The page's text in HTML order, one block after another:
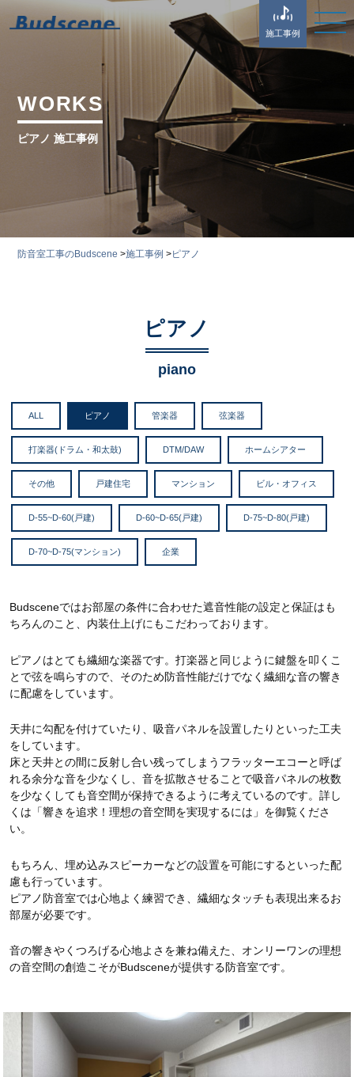
施工事例
WORKS
ピアノ 施工事例
防音室工事のBudscene>施工事例 >ピアノ
ピアノ
piano
ALL ピアノ 管楽器 弦楽器
打楽器(ドラム・和太鼓) DTM/DAW ホームシアター
その他 戸建住宅 マンション ビル・オフィス
D-55~D-60(戸建) D-60~D-65(戸建) D-75~D-80(戸建)
D-70~D-75(マンション) 企業
Budsceneではお部屋の条件に合わせた遮音性能の設定と保証はも
ちろんのこと、内装仕上げにもこだわっております。
ピアノはとても繊細な楽器です。打楽器と同じように鍵盤を叩くこ
とで弦を鳴らすので、そのため防音性能だけでなく繊細な音の響き
に配慮をしています。
天井に勾配を付けていたり、吸音パネルを設置したりといった工夫
をしています。
床と天井との間に反射し合い残ってしまうフラッターエコーと呼ば
れる余分な音を少なくし、音を拡散させることで吸音パネルの枚数
を少なくしても音空間が保持できるように考えているのです。詳し
くは「響きを追求！理想の音空間を実現するには」を御覧くださ
い。
もちろん、埋め込みスピーカーなどの設置を可能にするといった配
慮も行っています。
ピアノ防音室では心地よく練習でき、繊細なタッチも表現出来るお
部屋が必要です。
音の響きやくつろげる心地よさを兼ね備えた、オンリーワンの理想
の音空間の創造こそがBudsceneが提供する防音室です。